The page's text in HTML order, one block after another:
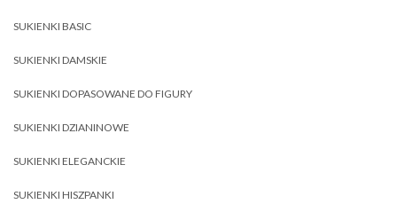
SUKIENKI BASIC
SUKIENKI DAMSKIE
SUKIENKI DOPASOWANE DO FIGURY
SUKIENKI DZIANINOWE
SUKIENKI ELEGANCKIE
SUKIENKI HISZPANKI